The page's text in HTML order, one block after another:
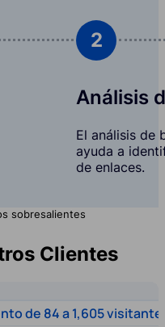
2
Análisis
El análisis de
ayuda a
de enlaces.
sobresalientes
Clientes
de 84 a 1,605